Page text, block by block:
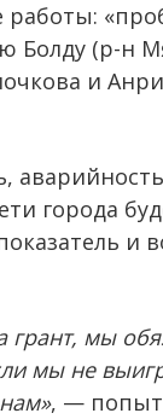
Болду (р-н
и
города
и
грант, мы
мы не
, —